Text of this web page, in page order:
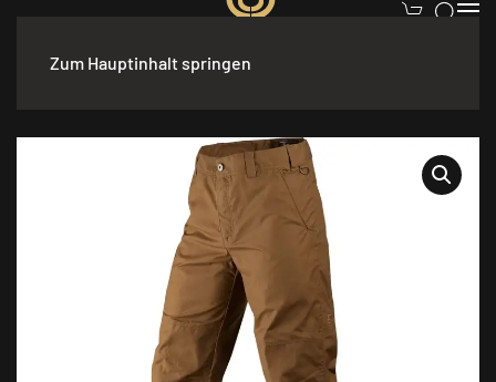
Zum Hauptinhalt springen
Bekleidung Herren /Hosen